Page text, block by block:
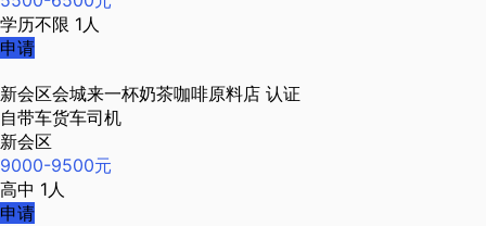
学历不限 1人
申请
新会区会城来一杯奶茶咖啡原料店 认证
自带车货车司机
新会区
9000-9500元
高中 1人
申请